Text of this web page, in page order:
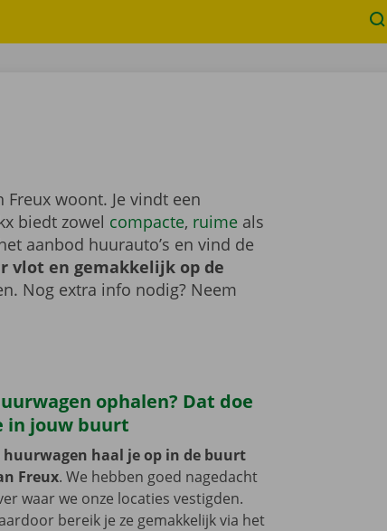
woont. Je vindt een
biedt zowel compacte, ruimeals
aanbod huurauto’s en vind de
vlot en gemakkelijk op de
Nog extra info nodig? Neem
ophalen? Dat doe
in jouw buurt
huurwagen haal je op in de buurt
Freux. We hebben goed nagedacht
waar we onze locaties vestigden.
bereik je ze gemakkelijk via het